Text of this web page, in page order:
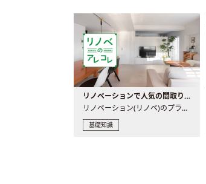
リノベーションで人気の間取りとは？トレンドの間取りと実例を徹底解説
リノベーション(リノベ)のプランニングで一番最初に決めるのは..
基礎知識